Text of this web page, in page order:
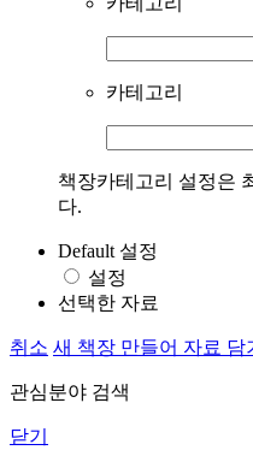
카테고리
책장카테고리 설정은
다.
Default 설정
설정
선택한 자료
취소 새 책장 만들어 자료 담
관심분야 검색
닫기